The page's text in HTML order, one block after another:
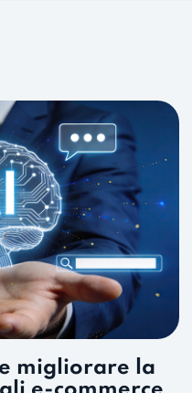
migliorare la